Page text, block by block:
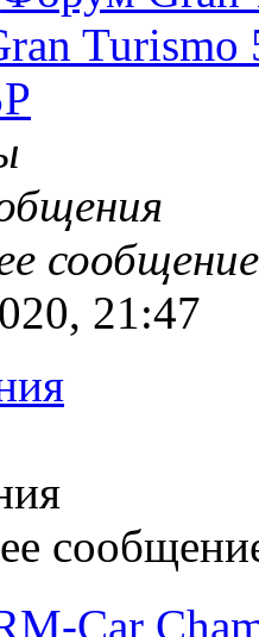
Turismo
сообщение
21:47
Car